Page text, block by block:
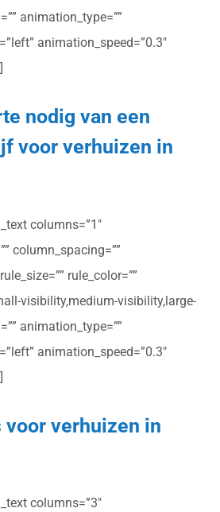
animation_type=””
animation_speed=”0.3″
nodig van een
voor verhuizen in
columns=”1″
column_spacing=””
rule_color=””
visibility,medium-visibility,large-
animation_type=””
animation_speed=”0.3″
verhuizen in
columns=”3″